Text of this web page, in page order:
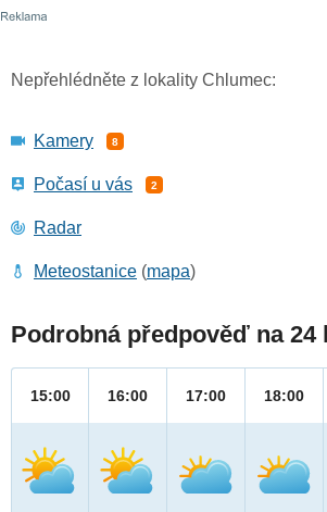
Nepřehlédněte z lokality Chlumec:
Kamery 8
Počasí u vás 2
Radar
Meteostanice (mapa)
Podrobná předpověď na 24
15:00 16:00 17:00 18:00